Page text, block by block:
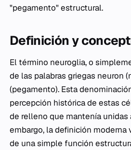
"pegamento" estructural.
Definición y
El término neuroglia, o
de las palabras griegas neuron
(pegamento). Esta
percepción histórica de estas
de relleno que mantenía unidas
embargo, la definición moderna
de una simple función